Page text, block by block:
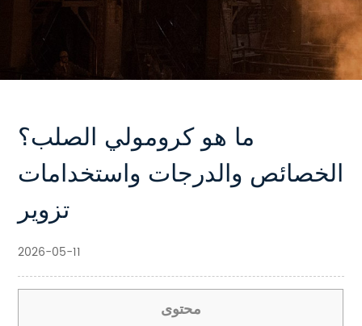
ما هو كرومولي الصلب؟
الخصائص والدرجات واستخدامات
تزوير
2026-05-11
محتوى